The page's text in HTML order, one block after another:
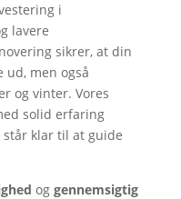
i
lavere
sikrer, at din
ud, men også
og vinter. Vores
solid erfaring
klar til at guide
og gennemsigtig